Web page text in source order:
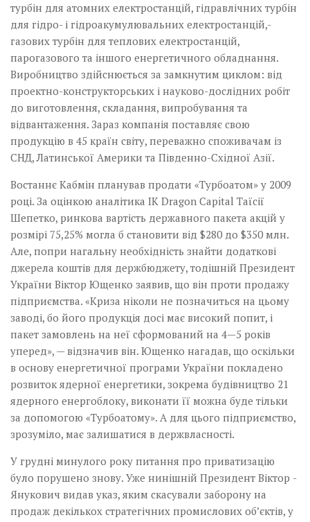
турбін для атомних електростанцій, гідравлічних турбін
для гідро- і гідроакумулювальних електростанцій,­
газових турбін для теплових електростанцій,
парогазового та іншого енергетичного обладнання.
Виробництво здійснюється­ за­ замкнутим циклом: від
проектно-конструкторських і науково-дослідних робіт
до виготовлення, складання, випробування та
відвантаження. Зараз компанія поставляє свою
продукцію в 45 країн світу, переважно споживачам із
СНД, Латинської Америки та Південно-Східної Азії.
Востаннє Кабмін планував продати «Турбоатом» у 2009
році. За оцінкою аналітика ІК Dragon Capital Таїсії
Шепетко, ринкова вартість державного пакета акцій у
розмірі 75,25% могла б становити від $280 до $350 млн.
Але, попри нагальну необхідність знайти додаткові
джерела коштів для держбюджету, тодішній Президент
України Віктор Ющенко заявив, що він проти продажу
підприємства. «Криза ніколи не позначиться на цьому
заводі, бо його продукція досі має високий попит, і
пакет замовлень на неї сформований на 4—5 років
уперед», — відзначив він. Ющенко нагадав, що оскільки
в основу енергетичної програми України покладено
розвиток ядерної енергетики, зокрема будівництво 21
ядерного енергоблоку, виконати її можна буде тільки
за допомогою «Турбоатому». А для цього підприємство,
зрозуміло, має залишатися в держвласності.
У грудні минулого року питання про приватизацію
було порушено знову. Уже нинішній Президент Віктор ­
Януко­­вич видав указ, яким скасували заборону на
продаж декількох стратегічних промислових об’єктів, у